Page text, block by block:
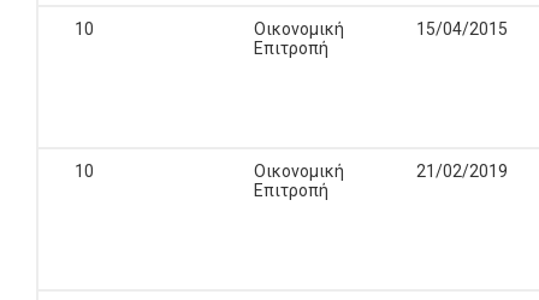
10
Οικονομική
Επιτροπή
15/04/2015
10
Οικονομική
Επιτροπή
21/02/2019